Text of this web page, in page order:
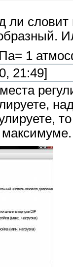
словит
1
21:49]
максимуме.